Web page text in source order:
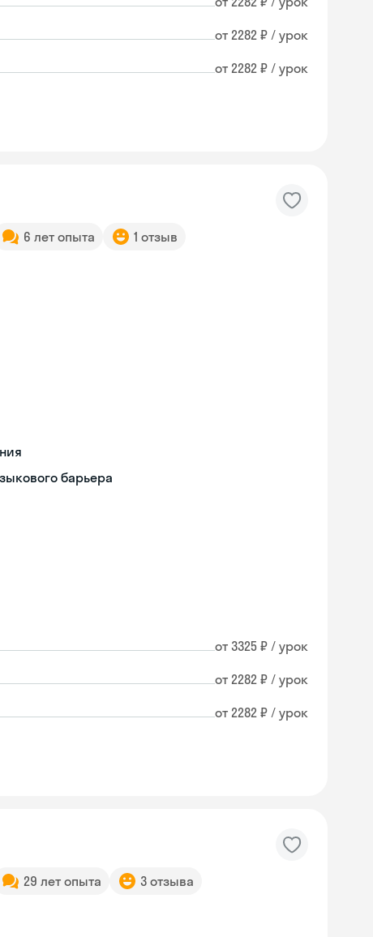
от 2282 ₽ / урок
от 2282 ₽ / урок
6 лет опыта 1 отзыв
барьера
от 3325 ₽ / урок
от 2282 ₽ / урок
от 2282 ₽ / урок
29 лет опыта 3 отзыва